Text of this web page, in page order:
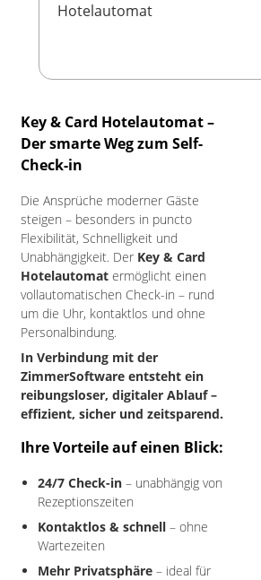
Hotelautomat
Key & Card Hotelautomat –
Der smarte Weg zum Self-
Check-in
Die Ansprüche moderner Gäste
steigen – besonders in puncto
Flexibilität, Schnelligkeit und
Unabhängigkeit. Der Key & Card
Hotelautomat ermöglicht einen
vollautomatischen Check-in – rund
um die Uhr, kontaktlos und ohne
Personalbindung.
In Verbindung mit der
ZimmerSoftware entsteht ein
reibungsloser, digitaler Ablauf –
effizient, sicher und zeitsparend.
Ihre Vorteile auf einen Blick:
24/7 Check-in – unabhängig von
Rezeptionszeiten
Kontaktlos & schnell – ohne
Wartezeiten
Mehr Privatsphäre – ideal für